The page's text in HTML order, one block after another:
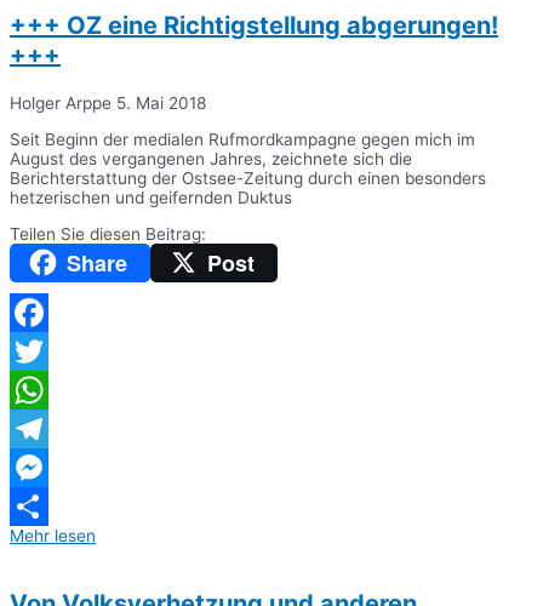
+++ OZ eine Richtigstellung abgerungen!
+++
Holger Arppe 5. Mai 2018
Seit Beginn der medialen Rufmordkampagne gegen mich im
August des vergangenen Jahres, zeichnete sich die
Berichterstattung der Ostsee-Zeitung durch einen besonders
hetzerischen und geifernden Duktus
Teilen Sie diesen Beitrag:
Share Post
Facebook
Twitter
WhatsApp
Telegram
Messenger
Teilen
Mehr lesen